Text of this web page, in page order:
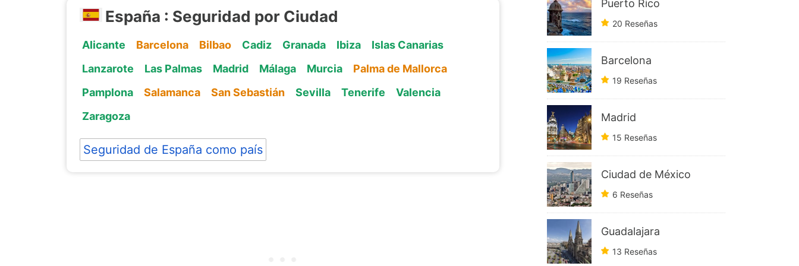
España : Seguridad por Ciudad
Alicante Barcelona Bilbao Cadiz Granada Ibiza
Islas Canarias
Lanzarote
Las Palmas Madrid Málaga Murcia
Palma de Mallorca
Pamplona
Salamanca San Sebastián Sevilla Tenerife
Valencia
Zaragoza
Seguridad de España como país
Puerto Rico
20 Reseñas
Barcelona
19 Reseñas
Madrid
15 Reseñas
Ciudad de México
6 Reseñas
Guadalajara
13 Reseñas